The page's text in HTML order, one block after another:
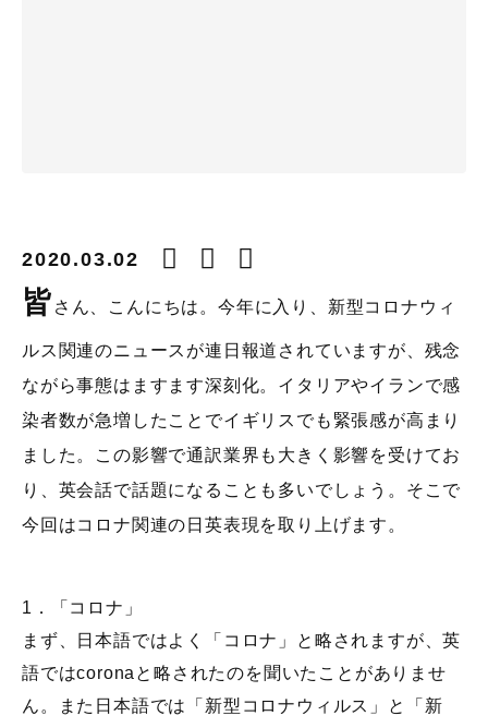
2020.03.02
皆 さん、こんにちは。今年に入り、新型コロナウィ
ルス関連のニュースが連日報道されていますが、残念
ながら事態はますます深刻化。イタリアやイランで感
染者数が急増したことでイギリスでも緊張感が高まり
ました。この影響で通訳業界も大きく影響を受けてお
り、英会話で話題になることも多いでしょう。そこで
今回はコロナ関連の日英表現を取り上げます。
1．「コロナ」
まず、日本語ではよく「コロナ」と略されますが、英
語ではcoronaと略されたのを聞いたことがありませ
ん。また日本語では「新型コロナウィルス」と「新